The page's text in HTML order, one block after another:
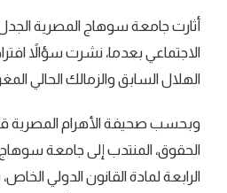
أثارت جامعة سوهاج المصرية
الاجتماعي بعدما، نشرت سؤالاً
الهلال السابق والزمالك الحالي
وبحسب صحيفة الأهرام المصرية
الحقوق، المنتدب إلى جامعة
الرابعة لمادة القانون الدولي